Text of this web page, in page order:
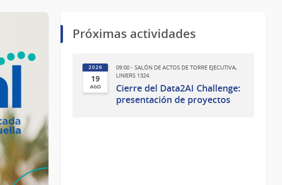
Próximas actividades
2026
19
AGO
09:00 - SALÓN DE ACTOS DE TORRE EJECUTIVA,
LINIERS 1324.
Cierre del Data2AI Challenge:
presentación de proyectos